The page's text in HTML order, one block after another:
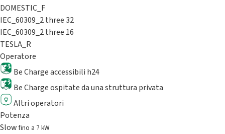
DOMESTIC_F
IEC_60309_2 three 32
IEC_60309_2 three 16
TESLA_R
Operatore
Be Charge accessibili h24
Be Charge ospitate da una struttura privata
Altri operatori
Potenza
Slowfino a 7 kW